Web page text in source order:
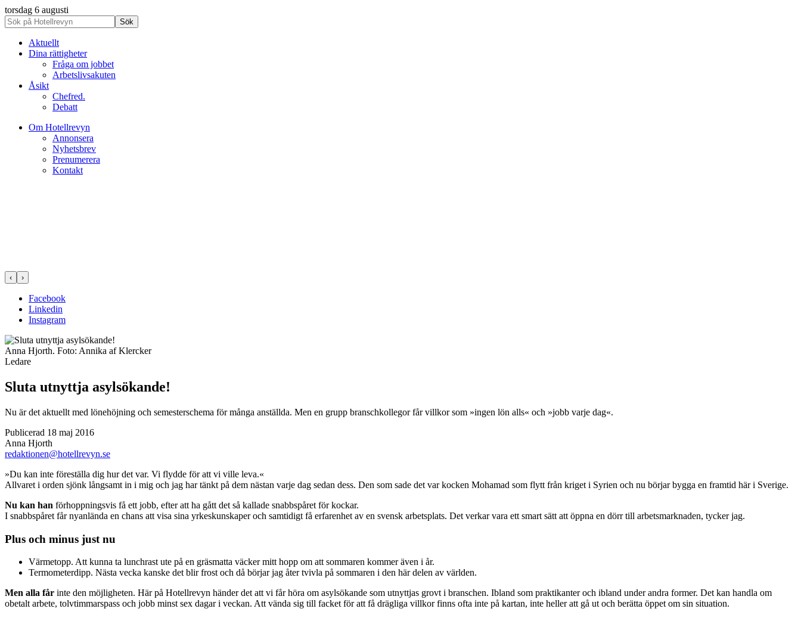
torsdag 6 augusti
Aktuellt
Dina rättigheter
Fråga om jobbet
Arbetslivsakuten
Åsikt
Chefred.
Debatt
Om Hotellrevyn
Annonsera
Nyhetsbrev
Prenumerera
Kontakt
‹ ›
Facebook
Linkedin
Instagram
Anna Hjorth. Foto: Annika af Klercker
Ledare
Sluta utnyttja asylsökande!
Nu är det aktuellt med lönehöjning och semesterschema för många anställda. Men en grupp branschkollegor får villkor som »ingen lön alls« och »jobb varje dag«.
Publicerad 18 maj 2016
Anna Hjorth
redaktionen@hotellrevyn.se
»Du kan inte föreställa dig hur det var. Vi flydde för att vi ville leva.«
Allvaret i orden sjönk långsamt in i mig och jag har tänkt på dem nästan varje dag sedan dess. Den som sade det var kocken Mohamad som flytt från kriget i Syrien och nu börjar bygga en framtid här i Sverige.
Nu kan han förhoppningsvis få ett jobb, efter att ha gått det så kallade snabbspåret för kockar.
I snabbspåret får nyanlända en chans att visa sina yrkeskunskaper och samtidigt få erfarenhet av en svensk arbetsplats. Det verkar vara ett smart sätt att öppna en dörr till arbetsmarknaden, tycker jag.
Plus och minus just nu
Värmetopp. Att kunna ta lunchrast ute på en gräsmatta väcker mitt hopp om att sommaren kommer även i år.
Termometerdipp. Nästa vecka kanske det blir frost och då börjar jag åter tvivla på sommaren i den här delen av världen.
Men alla får inte den möjligheten. Här på Hotell­revyn händer det att vi får höra om asylsökande som utnyttjas grovt i branschen. Ibland som praktikanter och ibland under andra former. Det kan handla om
obetalt arbete, tolvtimmarspass och jobb minst sex dagar i veckan. Att vända sig till facket för att få drägliga villkor finns ofta inte på kartan, inte heller att gå ut och berätta öppet om sin situation.